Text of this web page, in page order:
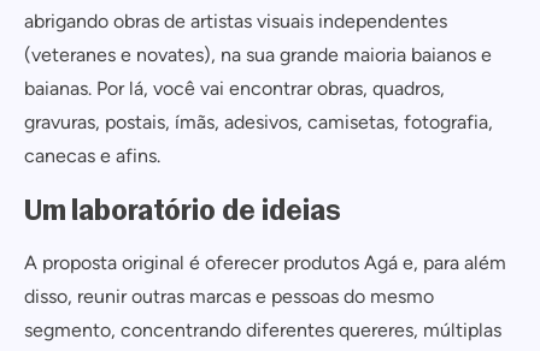
abrigando obras de artistas visuais independentes
(veteranes e novates), na sua grande maioria baianos e
baianas. Por lá, você vai encontrar obras, quadros,
gravuras, postais, ímãs, adesivos, camisetas, fotografia,
canecas e afins.
Um laboratório de ideias
A proposta original é oferecer produtos Agá e, para além
disso, reunir outras marcas e pessoas do mesmo
segmento, concentrando diferentes quereres, múltiplas